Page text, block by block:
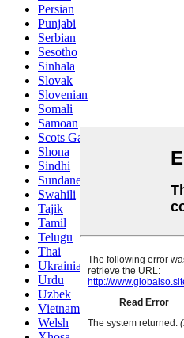
Persian
Punjabi
Serbian
Sesotho
Sinhala
Slovak
Slovenian
Somali
Samoan
Scots Gaelic
Shona
Sindhi
Sundanese
Swahili
Tajik
Tamil
Telugu
Thai
Ukrainian
Urdu
Uzbek
Vietnamese
Welsh